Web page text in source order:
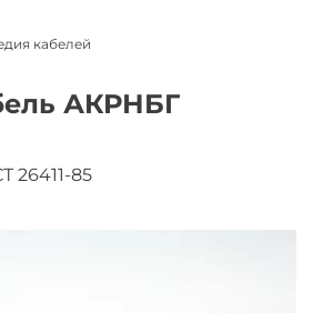
кабелей
АКРНБГ
26411-85